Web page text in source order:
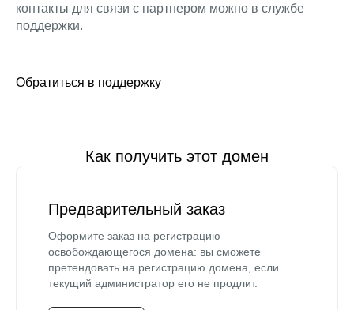
контакты для связи с партнером можно в службе
поддержки.
Обратиться в поддержку
Как получить этот домен
Предварительный заказ
Оформите заказ на регистрацию
освобождающегося домена: вы сможете
претендовать на регистрацию домена, если
текущий администратор его не продлит.